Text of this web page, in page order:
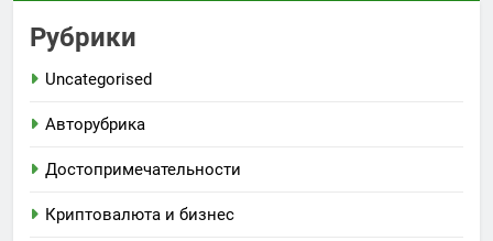
Рубрики
Uncategorised
Авторубрика
Достопримечательности
Криптовалюта и бизнес